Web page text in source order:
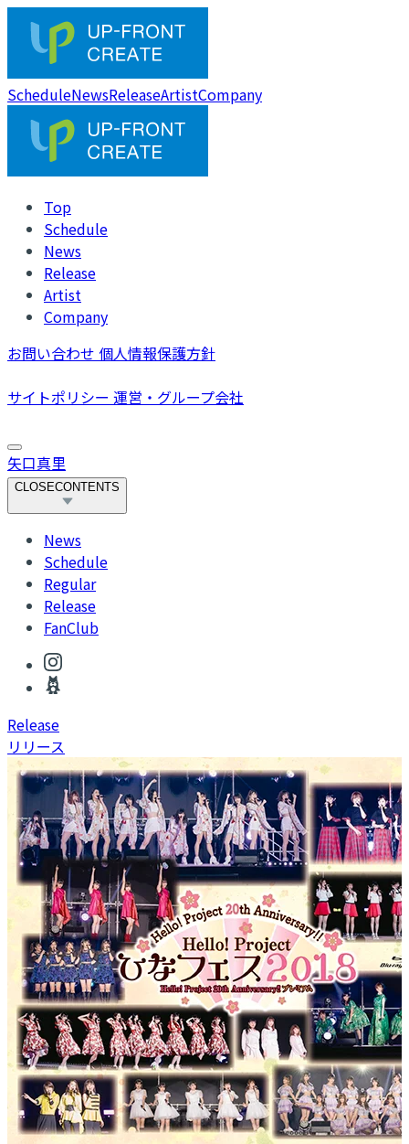
ScheduleNewsReleaseArtistCompany
Top
Schedule
News
Release
Artist
Company
お問い合わせ 個人情報保護方針
サイトポリシー 運営・グループ会社
矢口真里
CLOSECONTENTS
News
Schedule
Regular
Release
FanClub
Release
リリース